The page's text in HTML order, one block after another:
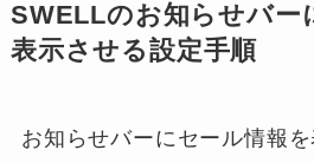
SWELLのお知らせバー
表示させる設定手順
お知らせバーにセール情報